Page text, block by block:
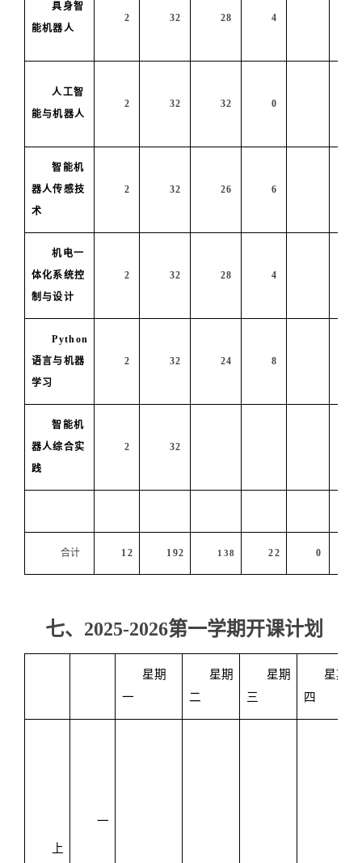
具身智
能机器人
2 32 28 4
人工智
能与机器人
2 32 32 0
智能机
器人传感技
术
2 32 26 6
机电一
体化系统控
制与设计
2 32 28 4
Python
语言与机器
学习
2 32 24 8
智能机
器人综合实
践
2 32
合计 12 192 138 22 0
七、 2025-2026第一学期开课计划
星期
一
星期
二
星期
三
星期
四
上
一